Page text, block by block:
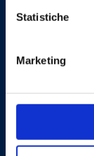
Statistiche
Marketing